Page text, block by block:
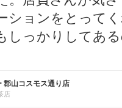
ションをとって
しっかりしてあ
郡山コスモス通り店
店